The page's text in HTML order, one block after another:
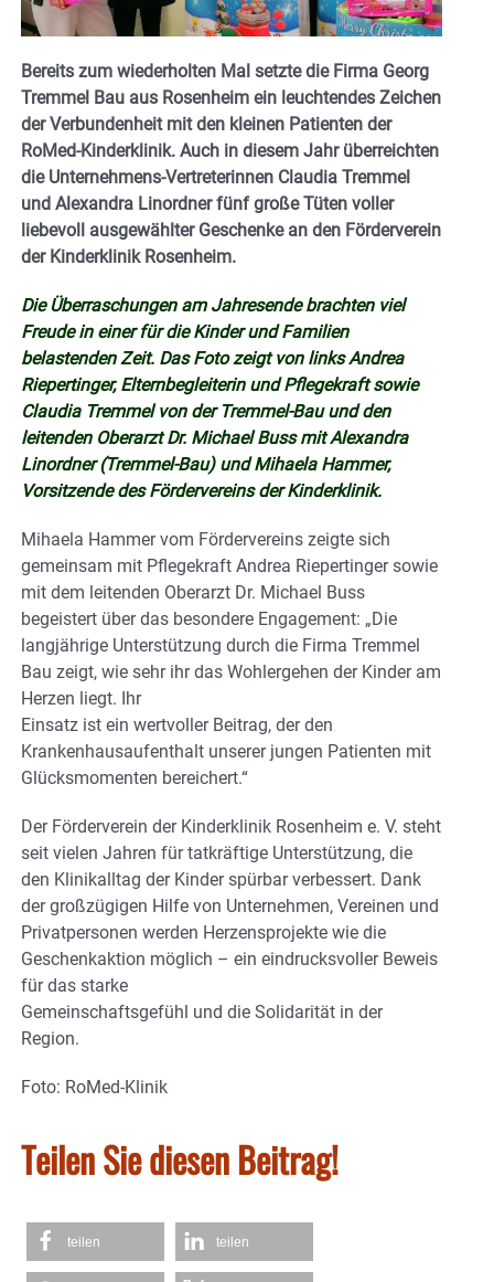
Bereits zum wiederholten Mal setzte die Firma Georg
Tremmel Bau aus Rosenheim ein leuchtendes Zeichen
der Verbundenheit mit den kleinen Patienten der
RoMed-Kinderklinik. Auch in diesem Jahr überreichten
die Unternehmens-Vertreterinnen Claudia Tremmel
und Alexandra Linordner fünf große Tüten voller
liebevoll ausgewählter Geschenke an den Förderverein
der Kinderklinik Rosenheim.
Die Überraschungen am Jahresende brachten viel
Freude in einer für die Kinder und Familien
belastenden Zeit. Das Foto zeigt von links Andrea
Riepertinger, Elternbegleiterin und Pflegekraft sowie
Claudia Tremmel von der Tremmel-Bau und den
leitenden Oberarzt Dr. Michael Buss mit Alexandra
Linordner (Tremmel-Bau) und Mihaela Hammer,
Vorsitzende des Fördervereins der Kinderklinik.
Mihaela Hammer vom Fördervereins zeigte sich
gemeinsam mit Pflegekraft Andrea Riepertinger sowie
mit dem leitenden Oberarzt Dr. Michael Buss
begeistert über das besondere Engagement: „Die
langjährige Unterstützung durch die Firma Tremmel
Bau zeigt, wie sehr ihr das Wohlergehen der Kinder am
Herzen liegt. Ihr
Einsatz ist ein wertvoller Beitrag, der den
Krankenhausaufenthalt unserer jungen Patienten mit
Glücksmomenten bereichert.“
Der Förderverein der Kinderklinik Rosenheim e. V. steht
seit vielen Jahren für tatkräftige Unterstützung, die
den Klinikalltag der Kinder spürbar verbessert. Dank
der großzügigen Hilfe von Unternehmen, Vereinen und
Privatpersonen werden Herzensprojekte wie die
Geschenkaktion möglich – ein eindrucksvoller Beweis
für das starke
Gemeinschaftsgefühl und die Solidarität in der
Region.
Foto: RoMed-Klinik
Teilen Sie diesen Beitrag!
teilen teilen